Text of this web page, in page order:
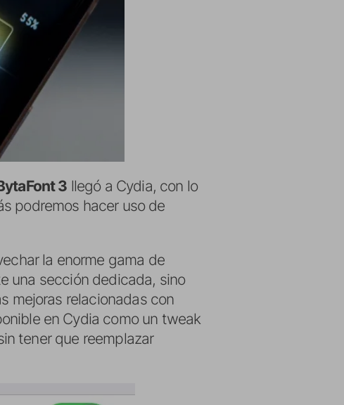
3 llegó a Cydia, con lo
podremos hacer uso de
la enorme gama de
una sección dedicada, sino
mejoras relacionadas con
en Cydia como un tweak
tener que reemplazar